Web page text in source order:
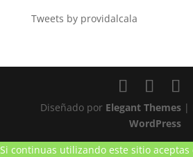
Tweets by providalcala
Diseñado por Elegant Themes|
WordPress
Si continuas utilizando este sitio aceptas